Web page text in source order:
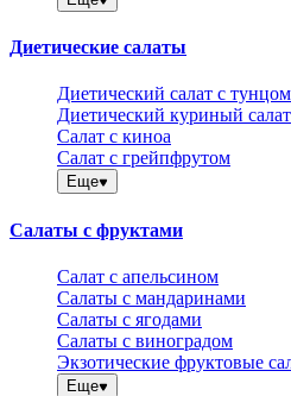
Диетические салаты
Диетический салат с
Диетический куриный салат
Салат с киноа
Салат с грейпфрутом
Еще
Салаты с фруктами
Салат с апельсином
Салаты с мандаринами
Салаты с ягодами
Салаты с виноградом
Экзотические фруктовые
Еще